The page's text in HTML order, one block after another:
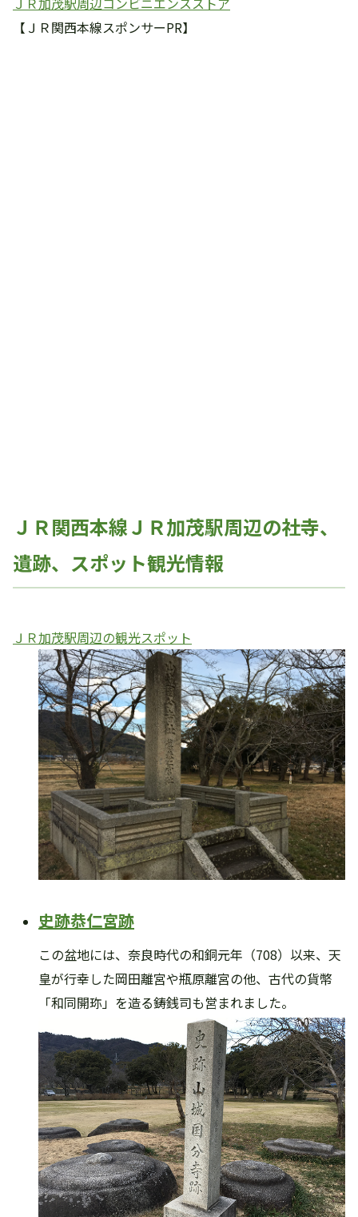
【ＪＲ関西本線スポンサーPR】
ＪＲ関西本線ＪＲ加茂駅周辺の社寺、
遺跡、スポット観光情報
ＪＲ加茂駅周辺の観光スポット
史跡恭仁宮跡
この盆地には、奈良時代の和銅元年（708）以来、天
皇が行幸した岡田離宮や瓶原離宮の他、古代の貨幣
「和同開珎」を造る鋳銭司も営まれました。